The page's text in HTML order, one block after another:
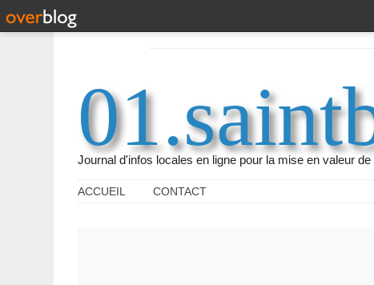
Journal d'infos locales en ligne pour la mise en valeur
ACCUEIL CONTACT